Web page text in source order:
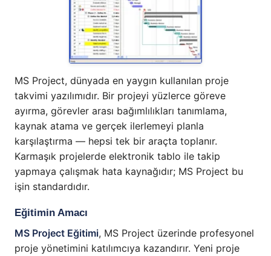
MS Project, dünyada en yaygın kullanılan proje
takvimi yazılımıdır. Bir projeyi yüzlerce göreve
ayırma, görevler arası bağımlılıkları tanımlama,
kaynak atama ve gerçek ilerlemeyi planla
karşılaştırma — hepsi tek bir araçta toplanır.
Karmaşık projelerde elektronik tablo ile takip
yapmaya çalışmak hata kaynağıdır; MS Project bu
işin standardıdır.
Eğitimin Amacı
MS Project Eğitimi, MS Project üzerinde profesyonel
proje yönetimini katılımcıya kazandırır. Yeni proje